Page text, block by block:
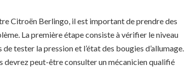
Citroën Berlingo, il est important de prendre des
La première étape consiste à vérifier le niveau
tester la pression et l’état des bougies d’allumage.
devrez peut-être consulter un mécanicien qualifié